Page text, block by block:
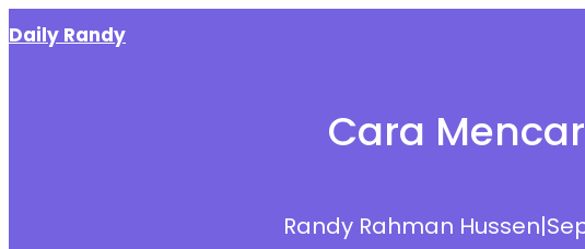
to
Daily Randy
Cara
Randy Rahman Hussen|